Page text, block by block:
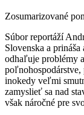
Zosumarizované
Súbor reportáží
Slovenska a
odhaľuje problémy
poľnohospodárstve,
inokedy veľmi
zamyslieť sa nad
však náročné pre